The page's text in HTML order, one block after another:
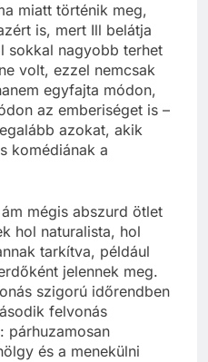
miatt történik meg,
is, mert Ill belátja
sokkal nagyobb terhet
volt, ezzel nemcsak
egyfajta módon,
az emberiséget is –
azokat, akik
komédiának a
mégis abszurd ötlet
hol naturalista, hol
tarkítva, például
jelennek meg.
szigorú időrendben
felvonás
párhuzamosan
és a menekülni